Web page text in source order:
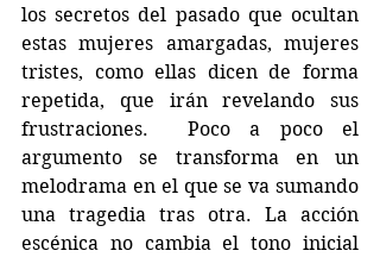
los secretos del pasado que ocultan
estas mujeres amargadas, mujeres
tristes, como ellas dicen de forma
repetida, que irán revelando sus
frustraciones.  Poco a poco el
argumento se transforma en un
melodrama en el que se va sumando
una tragedia tras otra. La acción
escénica no cambia el tono inicial